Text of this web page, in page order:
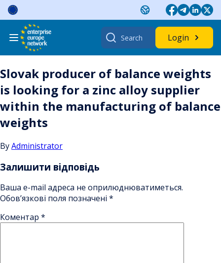
Skip
content
Search
for:
Login
Slovak producer of balance weights
is looking for a zinc alloy supplier
within the manufacturing of balance
weights
ByAdministrator
Залишити відповідь
Ваша e-mail адреса не оприлюднюватиметься.
Обов’язкові поля позначені *
Коментар *